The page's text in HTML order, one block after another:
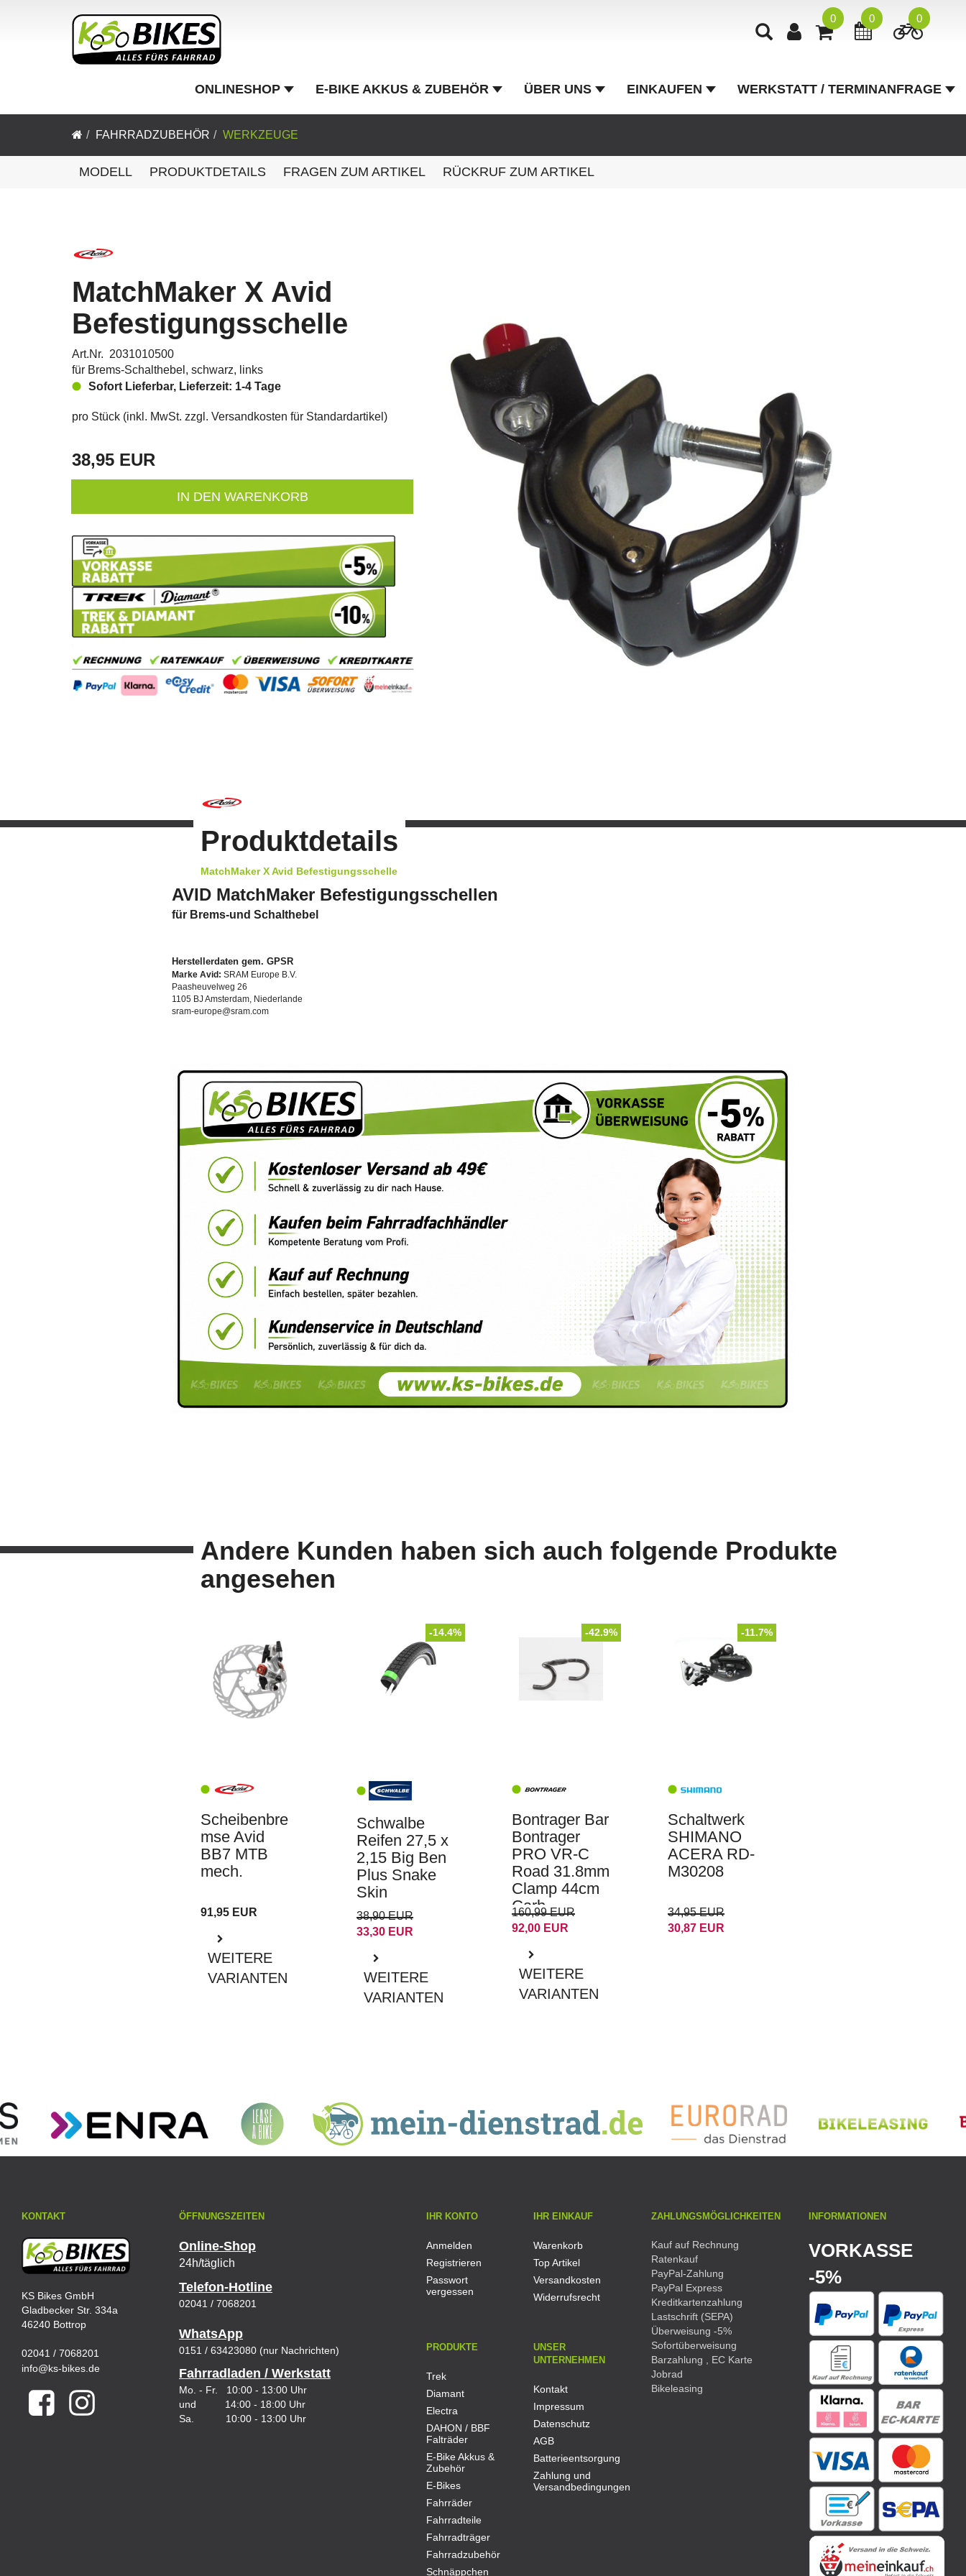
0 0 0
ONLINESHOP E-BIKE AKKUS & ZUBEHÖR ÜBER UNS EINKAUFEN WERKSTATT / TERMINANFRAGE
FAHRRADZUBEHÖR WERKZEUGE
MODELL PRODUKTDETAILS FRAGEN ZUM ARTIKEL RÜCKRUF ZUM ARTIKEL
MatchMaker X Avid
Befestigungsschelle
Art.Nr. 2031010500
für Brems-Schalthebel, schwarz, links
Sofort Lieferbar, Lieferzeit: 1-4 Tage
pro Stück (inkl. MwSt. zzgl. Versandkosten für Standardartikel )
38,95 EUR
IN DEN WARENKORB
Produktdetails
MatchMaker X Avid Befestigungsschelle
AVID MatchMaker Befestigungsschellen
für Brems-und Schalthebel
Herstellerdaten gem. GPSR
Marke Avid: SRAM Europe B.V.
Paasheuvelweg 26
1105 BJ Amsterdam, Niederlande
sram-europe@sram.com
Andere Kunden haben sich auch folgende Produkte
angesehen
Scheibenbre
mse Avid
BB7 MTB
mech.
91,95 EUR
WEITERE
VARIANTEN
-14.4%
Schwalbe
Reifen 27,5 x
2,15 Big Ben
Plus Snake
Skin
38,90 EUR
33,30 EUR
WEITERE
VARIANTEN
-42.9%
Bontrager Bar
Bontrager
PRO VR-C
Road 31.8mm
Clamp 44cm
Carb
160,99 EUR
92,00 EUR
WEITERE
VARIANTEN
-11.7%
Schaltwerk
SHIMANO
ACERA RD-
M30208
34,95 EUR
30,87 EUR
KONTAKT
KS Bikes GmbH
Gladbecker Str. 334a
46240 Bottrop
02041 / 7068201
info@ks-bikes.de
ÖFFNUNGSZEITEN
Online-Shop
24h/täglich
Telefon-Hotline
02041 / 7068201
WhatsApp
0151 / 63423080 (nur Nachrichten)
Fahrradladen / Werkstatt
Mo. - Fr. 10:00 - 13:00 Uhr
und 14:00 - 18:00 Uhr
Sa. 10:00 - 13:00 Uhr
IHR KONTO
Anmelden
Registrieren
Passwort
vergessen
IHR EINKAUF
Warenkorb
Top Artikel
Versandkosten
Widerrufsrecht
PRODUKTE
Trek
Diamant
Electra
DAHON / BBF
Falträder
E-Bike Akkus &
Zubehör
E-Bikes
Fahrräder
Fahrradteile
Fahrradträger
Fahrradzubehör
Schnäppchen
UNSER
UNTERNEHMEN
Kontakt
Impressum
Datenschutz
AGB
Batterieentsorgung
Zahlung und
Versandbedingungen
ZAHLUNGSMÖGLICHKEITEN
Kauf auf Rechnung
Ratenkauf
PayPal-Zahlung
PayPal Express
Kreditkartenzahlung
Lastschrift (SEPA)
Überweisung -5%
Sofortüberweisung
Barzahlung , EC Karte
Jobrad
Bikeleasing
INFORMATIONEN
VORKASSE
-5%